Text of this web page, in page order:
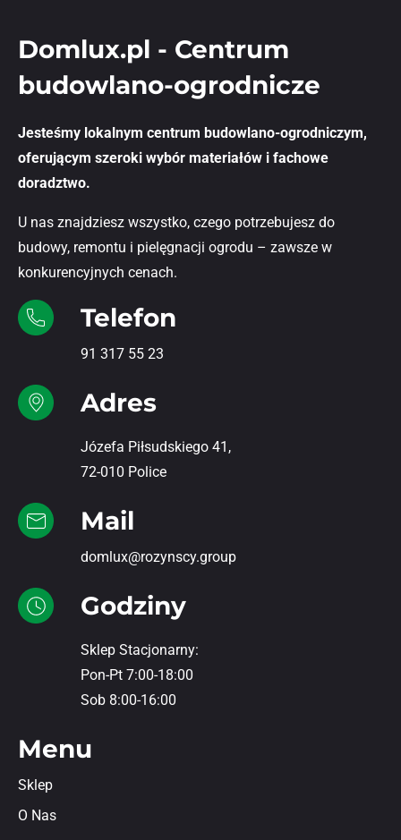
Domlux.pl - Centrum
budowlano-ogrodnicze
Jesteśmy lokalnym centrum budowlano-ogrodniczym,
oferującym szeroki wybór materiałów i fachowe
doradztwo.
U nas znajdziesz wszystko, czego potrzebujesz do
budowy, remontu i pielęgnacji ogrodu – zawsze w
konkurencyjnych cenach.
Telefon
91 317 55 23
Adres
Józefa Piłsudskiego 41,
72-010 Police
Mail
domlux@rozynscy.group
Godziny
Sklep Stacjonarny:
Pon-Pt 7:00-18:00
Sob 8:00-16:00
Menu
Sklep
O Nas